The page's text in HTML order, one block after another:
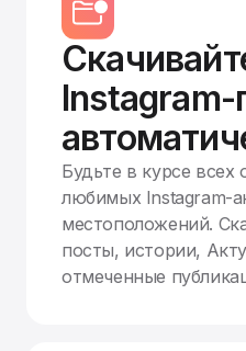
Будьте в курсе
любимых Instagram-
местоположений.
посты, истории,
отмеченные